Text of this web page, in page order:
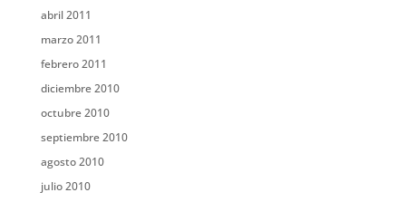
abril 2011
marzo 2011
febrero 2011
diciembre 2010
octubre 2010
septiembre 2010
agosto 2010
julio 2010